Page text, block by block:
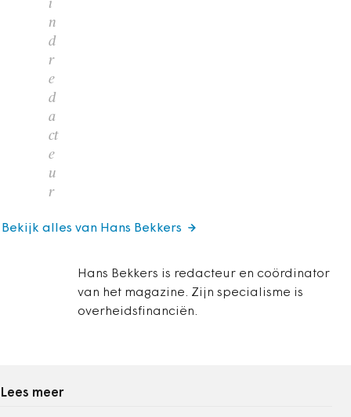
i
n
d
r
e
d
a
ct
e
u
r
Hans Bekkers is redacteur en coördinator
van het magazine. Zijn specialisme is
overheidsfinanciën.
Bekijk alles van Hans Bekkers
Lees meer